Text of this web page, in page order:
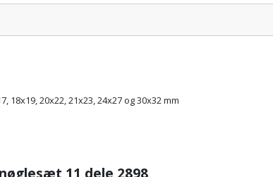
Pris:
18x19, 20x22, 21x23, 24x27 og 30x32 mm
11 dele 2898